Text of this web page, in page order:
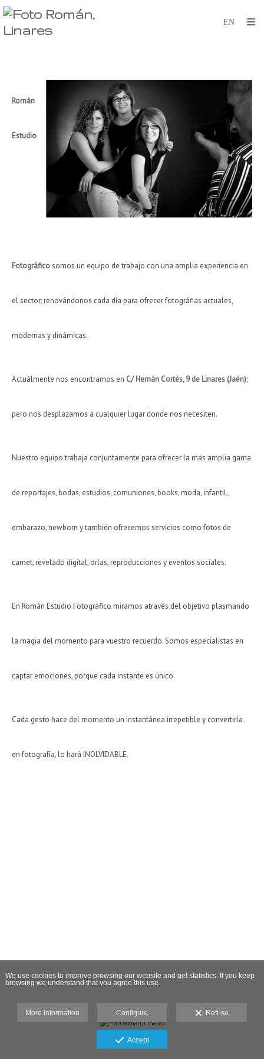
Román
Estudio
Fotográficosomos un equipo de trabajo con una amplia experiencia en
el sector; renovándonos cada día para ofrecer fotográfias actuales,
modernas y dinámicas.
Actuálmente nos encontramos en C/ Hernán Cortés, 9 de Linares (Jaén);
pero nos desplazamos a cualquier lugar donde nos necesiten.
Nuestro equipo trabaja conjuntamente para ofrecer la más amplia gama
de reportajes, bodas, estudios, comuniones, books, moda, infantil,
embarazo, newborn y también ofrecemos servicios como fotos de
carnet, revelado digital, orlas, reproducciones y eventos sociales.
En Román Estudio Fotográfico miramos através del objetivo plasmando
la magia del momento para vuestro recuerdo. Somos especialistas en
captar emociones, porque cada instante es único.
Cada gesto hace del momento un instantánea irrepetible y convertirla
en fotografía, lo hará INOLVIDABLE.
We use cookies to improve browsing our website and get statistics. If you keep
browsing we understand that you agree this use.
More information Configure Refuse
Accept